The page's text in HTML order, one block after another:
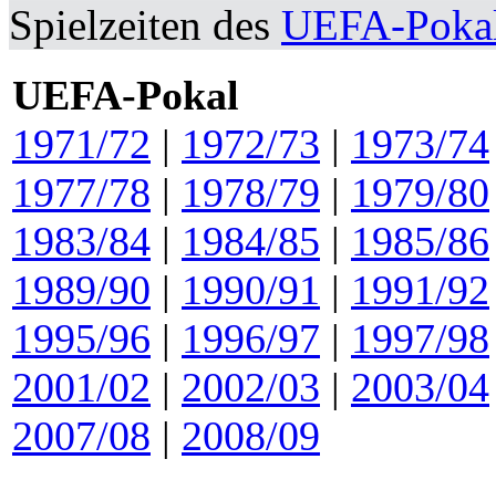
Spielzeiten des UEFA-
UEFA-Pokal
1971/72 | 1972/73 | 1973/74
1977/78 | 1978/79 | 1979/80
1983/84 | 1984/85 | 1985/86
1989/90 | 1990/91 | 1991/92
1995/96 | 1996/97 | 1997/98
2001/02 | 2002/03 | 2003/04
2007/08 | 2008/09